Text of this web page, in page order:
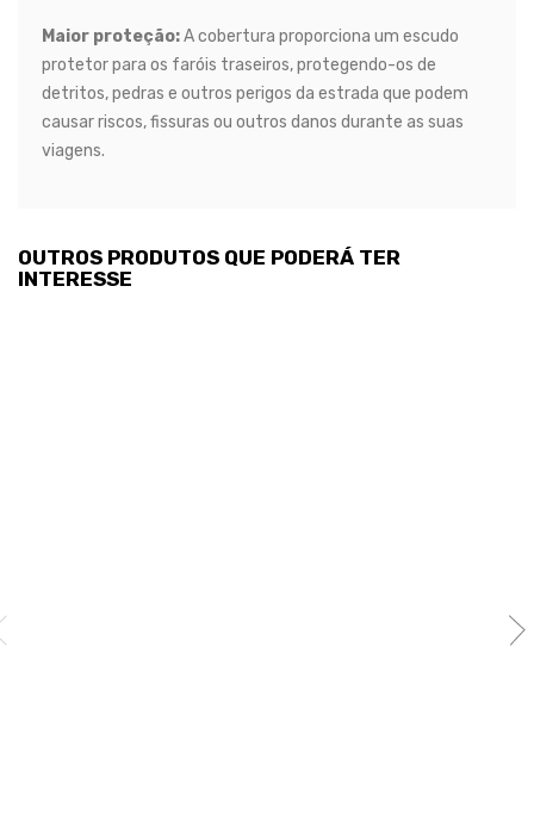
Maior proteção:A cobertura proporciona um escudo
protetor para os faróis traseiros, protegendo-os de
detritos, pedras e outros perigos da estrada que podem
causar riscos, fissuras ou outros danos durante as suas
viagens.
OUTROS PRODUTOS QUE PODERÁ TER
INTERESSE